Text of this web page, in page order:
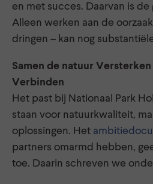
en met succes. Daarvan is
Alleen werken aan de
dringen – kan nog
Samen de natuur
Verbinden
Het past bij Nationaal Park
staan voor natuurkwaliteit,
oplossingen. Het
partners omarmd hebben,
toe. Daarin schreven we